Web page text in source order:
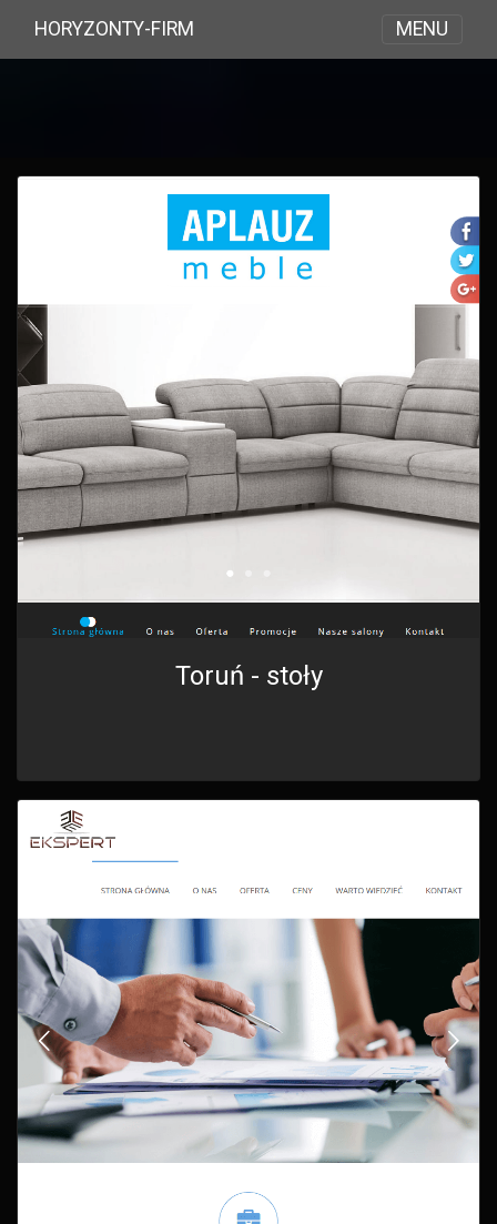
HORYZONTY-FIRM MENU
Toruń - stoły